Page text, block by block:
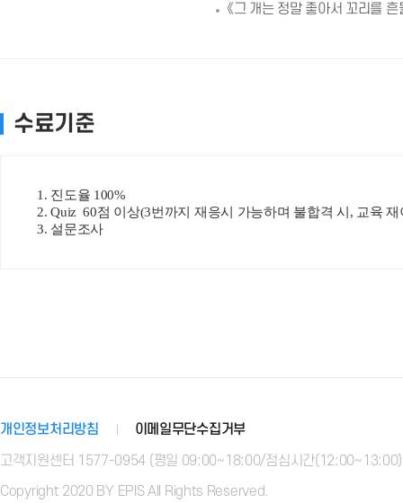
《그 개는 정말 좋아서 꼬리를 흔
수료기준
1. 진도율 100%
2. Quiz 60점 이상(3번까지 재응시 가능하며 불합격 시, 교육 재
3. 설문조사
개인정보처리방침
이메일무단수집거부
고객지원센터 1577-0954 (평일 09:00~18:00/점심시간(12:00~13:00)
Copyright 2020 BY EPIS All Rights Reserved.